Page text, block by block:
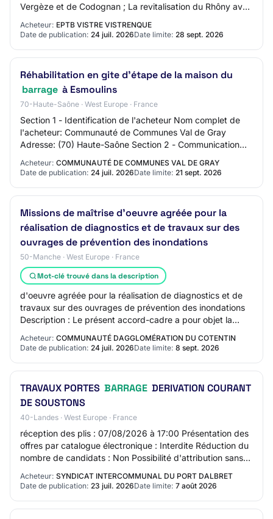
Vergèze et de Codognan ; La revitalisation du Rhôny avec
Acheteur: EPTB VISTRE VISTRENQUE
Date de publication: 24 juil. 2026Date limite: 28 sept. 2026
Réhabilitation en gite d'étape de la maison du
barrage à Esmoulins
70-Haute-Saône · West Europe · France
Section 1 - Identification de l'acheteur Nom complet de
l'acheteur: Communauté de Communes Val de Gray
Adresse: (70) Haute-Saône Section 2 - Communication
Nom du contact: Service commande publique Ad…
Acheteur: COMMUNAUTÉ DE COMMUNES VAL DE GRAY
Date de publication: 24 juil. 2026Date limite: 21 sept. 2026
Missions de maîtrise d'oeuvre agréée pour la
réalisation de diagnostics et de travaux sur des
ouvrages de prévention des inondations
50-Manche · West Europe · France
Mot-clé trouvé dans la description
d'oeuvre agréée pour la réalisation de diagnostics et de
travaux sur des ouvrages de prévention des inondations
Description : Le présent accord-cadre a pour objet la
réalisation, par un bureau d'étud…
Acheteur: COMMUNAUTÉ DAGGLOMÉRATION DU COTENTIN
Date de publication: 24 juil. 2026Date limite: 8 sept. 2026
TRAVAUX PORTES BARRAGE DERIVATION COURANT
DE SOUSTONS
40-Landes · West Europe · France
réception des plis : 07/08/2026 à 17:00 Présentation des
offres par catalogue électronique : Interdite Réduction du
nombre de candidats : Non Possibilité d'attribution sans
Acheteur: SYNDICAT INTERCOMMUNAL DU PORT DALBRET
Date de publication: 23 juil. 2026Date limite: 7 août 2026